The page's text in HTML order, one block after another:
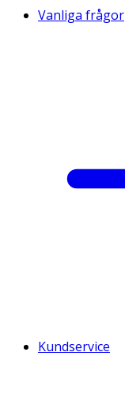
Vanliga frågor
Kundservice